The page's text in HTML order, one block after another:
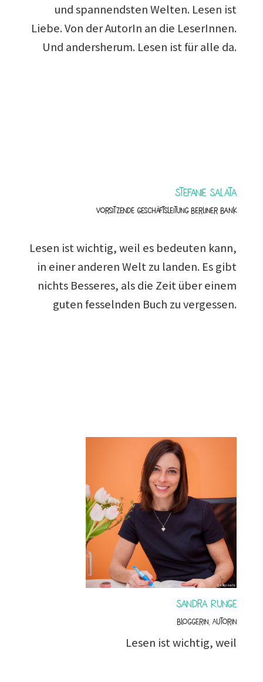
und spannendsten Welten. Lesen ist
Liebe. Von der AutorIn an die LeserInnen.
Und andersherum. Lesen ist für alle da.
Stefanie Salata
Vorsitzende Geschäftsleitung Berliner Bank
Lesen ist wichtig, weil es bedeuten kann,
in einer anderen Welt zu landen. Es gibt
nichts Besseres, als die Zeit über einem
guten fesselnden Buch zu vergessen.
Sandra Runge
Bloggerin, Autorin
Lesen ist wichtig, weil